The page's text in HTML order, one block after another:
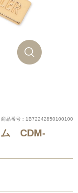
商品番号：1B72242850100100
ム CDM-